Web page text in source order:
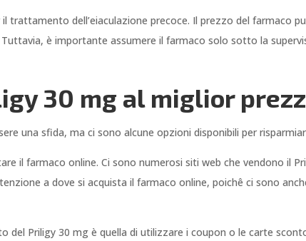
trattamento dell’eiaculazione precoce. Il prezzo del farmaco
Tuttavia, è importante assumere il farmaco solo sotto la
30 mg al miglior
una sfida, ma ci sono alcune opzioni disponibili per
il farmaco online. Ci sono numerosi siti web che vendono il
a dove si acquista il farmaco online, poichê ci sono
del Priligy 30 mg è quella di utilizzare i coupon o le carte